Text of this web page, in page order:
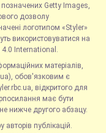
Getty Images,
дозволу
логотипом «Styler»
використовуватися на
4.0 International.
матеріалів,
обов'язковим є
відкритого для
має бути
нижче другого абзацу.
публікацій.